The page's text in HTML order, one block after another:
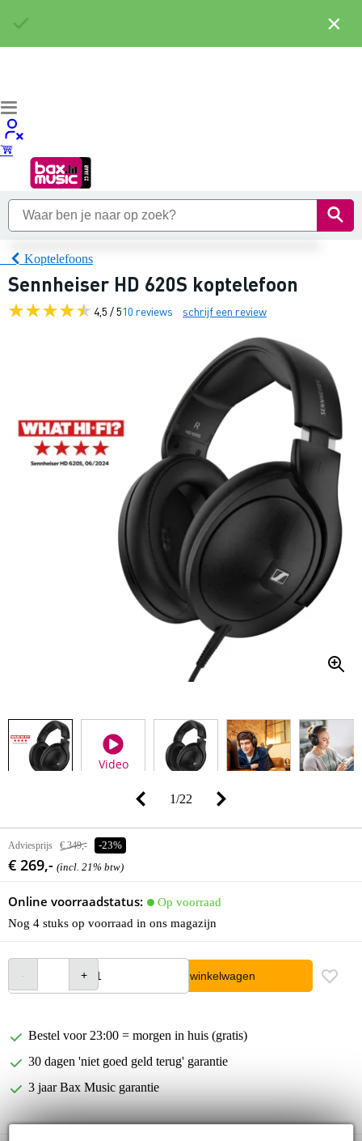
Koptelefoons
Sennheiser HD 620S koptelefoon
4,5 / 510 reviews schrijf een review
Video
1/22
Adviesprijs € 349,- -23%
€ 269,- (incl. 21% btw)
Online voorraadstatus:
Op voorraad
Nog 4 stuks op voorraad in ons magazijn
In winkelwagen
Bestel voor 23:00 = morgen in huis (gratis)
30 dagen 'niet goed geld terug' garantie
3 jaar Bax Music garantie
×